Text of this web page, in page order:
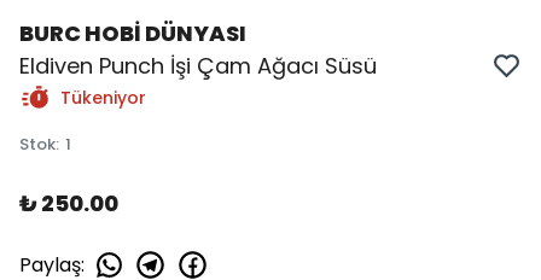
BURC HOBİ DÜNYASI
Eldiven Punch İşi Çam Ağacı Süsü
Tükeniyor
Stok: 1
₺ 250.00
Paylaş: